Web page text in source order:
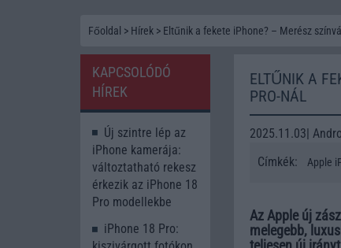
Főoldal > Hírek > Eltűnik a fekete iPhone? – Merész
ELTŰNIK A
PRO-NÁL
2025.11.03|
Címkék:
Apple
Az Apple új
melegebb,
KAPCSOLÓDÓ
HÍREK
Új szintre lép az
iPhone kamerája:
változtatható rekesz
érkezik az iPhone 18
Pro modellekbe
iPhone 18 Pro: